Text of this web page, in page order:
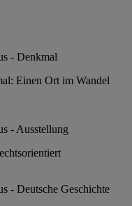
Einen Ort im Wandel